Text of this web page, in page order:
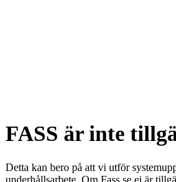
FASS är inte
Detta kan bero på att vi utför
underhållsarbete. Om Fass.se ej är